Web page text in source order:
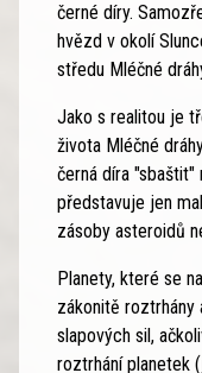
černé díry.
hvězd v okolí
středu Mléčné
Jako s realitou je
života Mléčné
černá díra "sbaštit"
představuje jen
zásoby asteroidů
Planety, které se
zákonitě
slapových sil,
roztrhání planetek